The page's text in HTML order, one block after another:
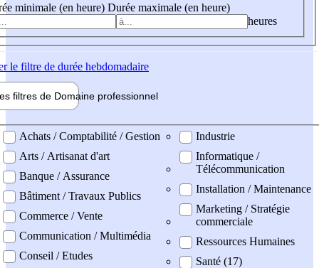
minimale (en heure) Durée maximale (en heure)
heures
le filtre de durée hebdomadaire
filtres de Domaine professionnel
professionel
Achats / Comptabilité / Gestion
Arts / Artisanat d'art
Banque / Assurance
Bâtiment / Travaux Publics
Commerce / Vente
Communication / Multimédia
Conseil / Etudes
Industrie
Informatique /
Télécommunication
Installation / Maintenance
Marketing / Stratégie
commerciale
Ressources Humaines
Santé (17)